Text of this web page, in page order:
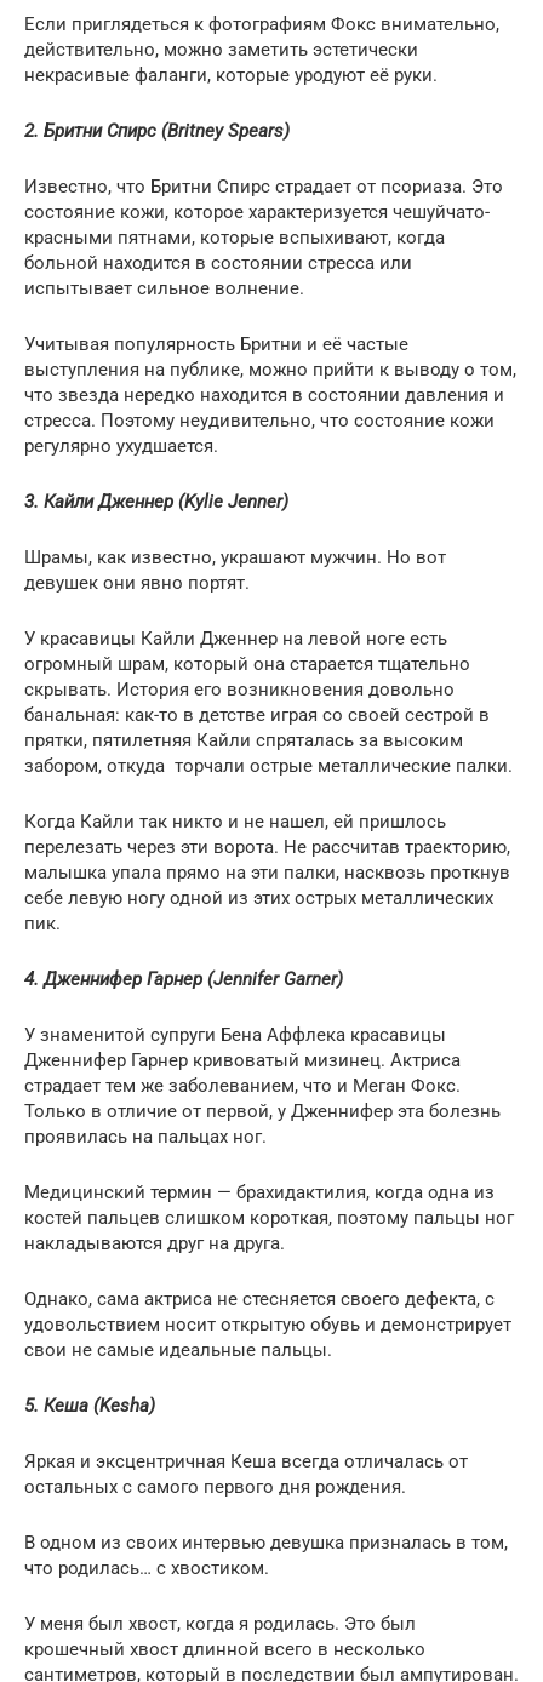
Если приглядеться к фотографиям Фокс внимательно,
действительно, можно заметить эстетически
некрасивые фаланги, которые уродуют её руки.
2. Бритни Спирс (Britney Spears)
Известно, что Бритни Спирс страдает от псориаза. Это
состояние кожи, которое характеризуется чешуйчато-
красными пятнами, которые вспыхивают, когда
больной находится в состоянии стресса или
испытывает сильное волнение.
Учитывая популярность Бритни и её частые
выступления на публике, можно прийти к выводу о том,
что звезда нередко находится в состоянии давления и
стресса. Поэтому неудивительно, что состояние кожи
регулярно ухудшается.
3. Кайли Дженнер (Kylie Jenner)
Шрамы, как известно, украшают мужчин. Но вот
девушек они явно портят.
У красавицы Кайли Дженнер на левой ноге есть
огромный шрам, который она старается тщательно
скрывать. История его возникновения довольно
банальная: как-то в детстве играя со своей сестрой в
прятки, пятилетняя Кайли спряталась за высоким
забором, откуда торчали острые металлические палки.
Когда Кайли так никто и не нашел, ей пришлось
перелезать через эти ворота. Не рассчитав траекторию,
малышка упала прямо на эти палки, насквозь проткнув
себе левую ногу одной из этих острых металлических
пик.
4. Дженнифер Гарнер (Jennifer Garner)
У знаменитой супруги Бена Аффлека красавицы
Дженнифер Гарнер кривоватый мизинец. Актриса
страдает тем же заболеванием, что и Меган Фокс.
Только в отличие от первой, у Дженнифер эта болезнь
проявилась на пальцах ног.
Медицинский термин — брахидактилия, когда одна из
костей пальцев слишком короткая, поэтому пальцы ног
накладываются друг на друга.
Однако, сама актриса не стесняется своего дефекта, с
удовольствием носит открытую обувь и демонстрирует
свои не самые идеальные пальцы.
5. Кеша (Kesha)
Яркая и эксцентричная Кеша всегда отличалась от
остальных с самого первого дня рождения.
В одном из своих интервью девушка призналась в том,
что родилась… с хвостиком.
У меня был хвост, когда я родилась. Это был
крошечный хвост длинной всего в несколько
сантиметров, который в последствии был ампутирован.